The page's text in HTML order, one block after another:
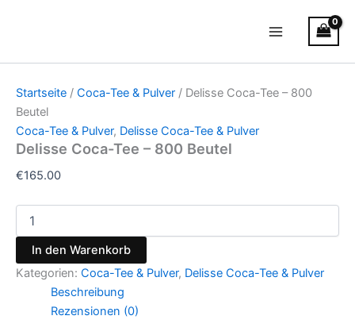
Menu
Startseite / Coca-Tee & Pulver / Delisse Coca-Tee – 800
Beutel
Coca-Tee & Pulver, Delisse Coca-Tee & Pulver
Delisse Coca-Tee – 800 Beutel
€165.00
Beutel
Menge
In den Warenkorb
Kategorien: Coca-Tee & Pulver, Delisse Coca-Tee & Pulver
Beschreibung
Rezensionen (0)